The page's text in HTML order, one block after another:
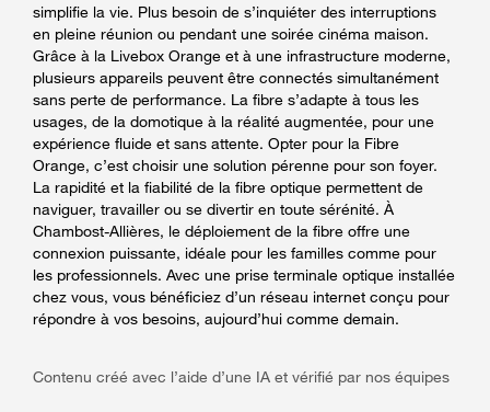
simplifie la vie. Plus besoin de s’inquiéter des interruptions
en pleine réunion ou pendant une soirée cinéma maison.
Grâce à la Livebox Orange et à une infrastructure moderne,
plusieurs appareils peuvent être connectés simultanément
sans perte de performance. La fibre s’adapte à tous les
usages, de la domotique à la réalité augmentée, pour une
expérience fluide et sans attente. Opter pour la Fibre
Orange, c’est choisir une solution pérenne pour son foyer.
La rapidité et la fiabilité de la fibre optique permettent de
naviguer, travailler ou se divertir en toute sérénité. À
Chambost-Allières, le déploiement de la fibre offre une
connexion puissante, idéale pour les familles comme pour
les professionnels. Avec une prise terminale optique installée
chez vous, vous bénéficiez d’un réseau internet conçu pour
répondre à vos besoins, aujourd’hui comme demain.
Contenu créé avec l’aide d’une IA et vérifié par nos équipes